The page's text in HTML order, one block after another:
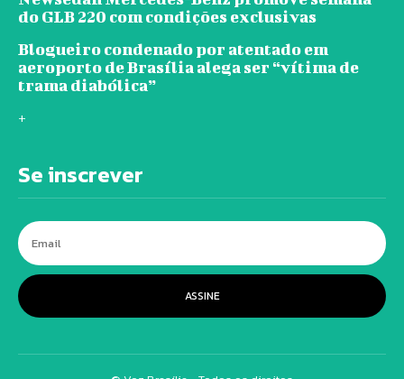
do GLB 220 com condições exclusivas
Blogueiro condenado por atentado em
aeroporto de Brasília alega ser “vítima de
trama diabólica”
+
Se inscrever
ASSINE